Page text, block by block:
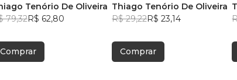
Tenório De Oliveira
79,32R$ 62,80
Comprar
Thiago Tenório De Oliveira
R$ 29,22R$ 23,14
Comprar